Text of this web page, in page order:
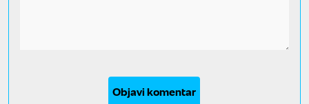
Objavi komentar